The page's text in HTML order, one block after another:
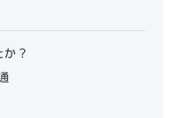
？